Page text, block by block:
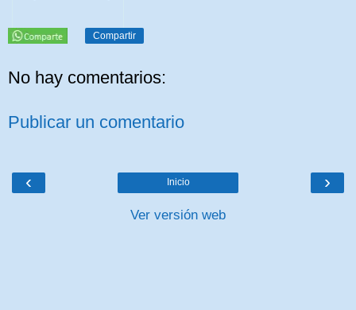
Compartir
No hay comentarios:
Publicar un comentario
‹ ›
Inicio
Ver versión web